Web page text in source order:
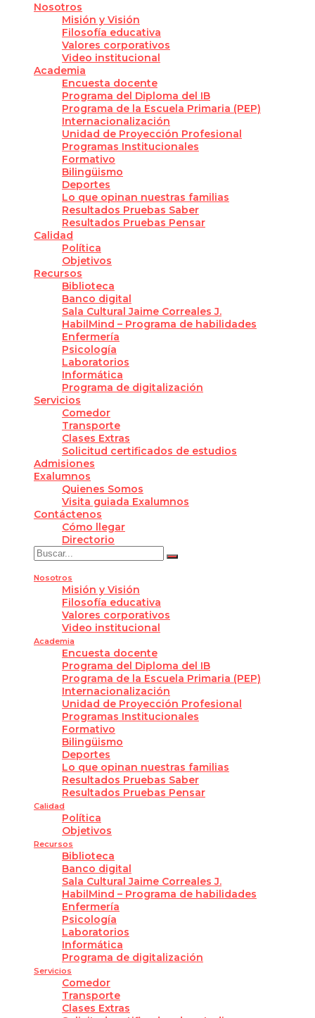
Nosotros
Misión y Visión
Filosofía educativa
Valores corporativos
Video institucional
Academia
Encuesta docente
Programa del Diploma del IB
Programa de la Escuela Primaria (PEP)
Internacionalización
Unidad de Proyección Profesional
Programas Institucionales
Formativo
Bilingüismo
Deportes
Lo que opinan nuestras familias
Resultados Pruebas Saber
Resultados Pruebas Pensar
Calidad
Política
Objetivos
Recursos
Biblioteca
Banco digital
Sala Cultural Jaime Correales J.
HabilMind – Programa de habilidades
Enfermería
Psicología
Laboratorios
Informática
Programa de digitalización
Servicios
Comedor
Transporte
Clases Extras
Solicitud certificados de estudios
Admisiones
Exalumnos
Quienes Somos
Visita guiada Exalumnos
Contáctenos
Cómo llegar
Directorio
Nosotros
Misión y Visión
Filosofía educativa
Valores corporativos
Video institucional
Academia
Encuesta docente
Programa del Diploma del IB
Programa de la Escuela Primaria (PEP)
Internacionalización
Unidad de Proyección Profesional
Programas Institucionales
Formativo
Bilingüismo
Deportes
Lo que opinan nuestras familias
Resultados Pruebas Saber
Resultados Pruebas Pensar
Calidad
Política
Objetivos
Recursos
Biblioteca
Banco digital
Sala Cultural Jaime Correales J.
HabilMind – Programa de habilidades
Enfermería
Psicología
Laboratorios
Informática
Programa de digitalización
Servicios
Comedor
Transporte
Clases Extras